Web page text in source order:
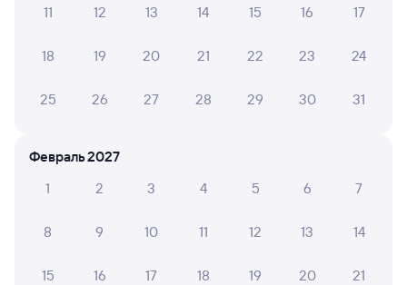
ЖД билеты до Приютово
11 12 13 14 15 16 17
18 19 20 21 22 23 24
25 26 27 28 29 30 31
Февраль 2027
1
2 3 4 5 6 7
8 9 10 11 12 13 14
15 16 17 18 19 20 21